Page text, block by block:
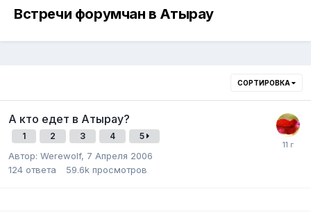
Встречи форумчан в Атырау
СОРТИРОВКА
А кто едет в Атырау?
1 2 3 4 5
Автор: Werewolf, 7 Апреля 2006
124 ответа 59.6k просмотров